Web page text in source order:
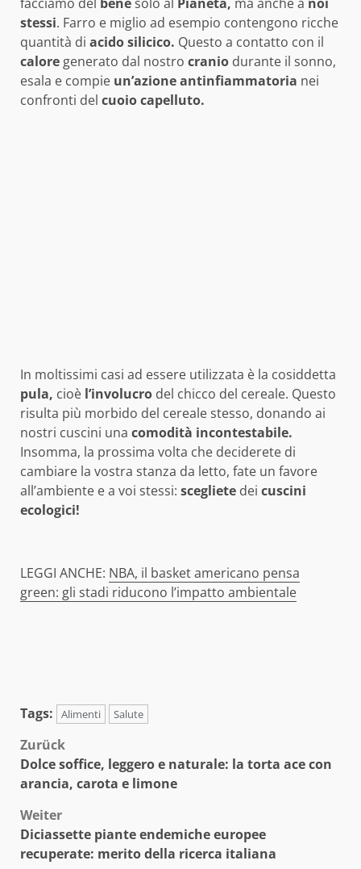
stessi. Farro e miglio ad esempio contengono ricche
quantità di acido silicico. Questo a contatto con il
calore generato dal nostro cranio durante il sonno,
esala e compie un’azione antinfiammatoria nei
confronti del cuoio capelluto.
In moltissimi casi ad essere utilizzata è la cosiddetta
pula, cioè l’involucro del chicco del cereale. Questo
risulta più morbido del cereale stesso, donando ai
nostri cuscini una comodità incontestabile.
Insomma, la prossima volta che deciderete di
cambiare la vostra stanza da letto, fate un favore
all’ambiente e a voi stessi: scegliete dei cuscini
ecologici!
LEGGI ANCHE: NBA, il basket americano pensa
green: gli stadi riducono l’impatto ambientale
Tags: Alimenti Salute
Beitragsnavigation
Zurück
Dolce soffice, leggero e naturale: la torta ace con
arancia, carota e limone
Weiter
Diciassette piante endemiche europee
recuperate: merito della ricerca italiana